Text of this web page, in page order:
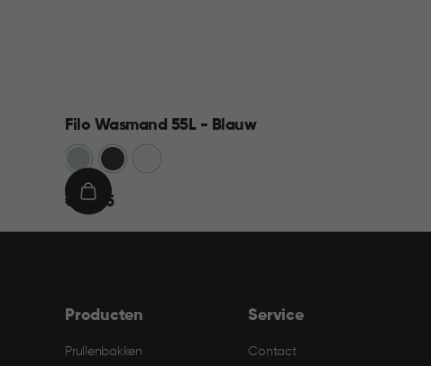
Filo Wasmand 55L - Blauw
BlauwAntraciet
€€ 21,95
IN
Producten
Prullenbakken
Service
Contact